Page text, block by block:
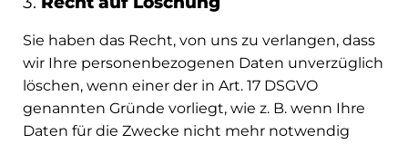
Sie haben das Recht, von uns zu verlangen, dass
wir Ihre personenbezogenen Daten unverzüglich
löschen, wenn einer der in Art. 17 DSGVO
genannten Gründe vorliegt, wie z. B. wenn Ihre
Daten für die Zwecke nicht mehr notwendig